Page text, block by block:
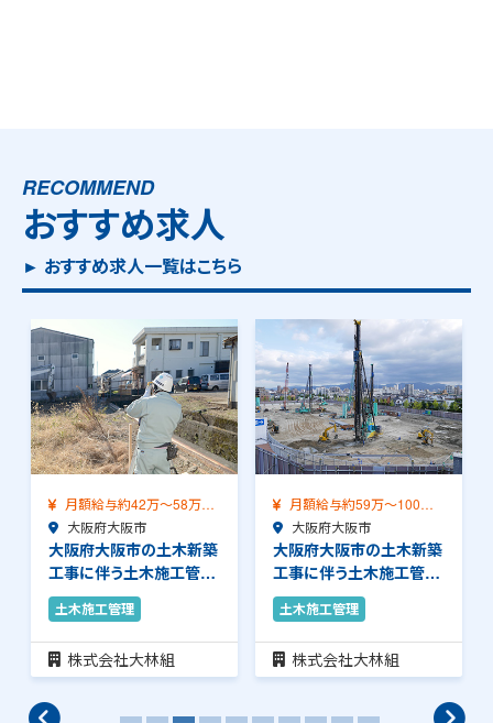
RECOMMEND
おすすめ求人
► おすすめ求人一覧はこちら
給与約42万～58万
与保証）…
府大阪市
大阪市の土木新築
伴う土木施工管理
事です。品…
会社大林組
月額給与約59万～100万
（前職給与保証…
大阪府大阪市
大阪府大阪市の土木新築
工事に伴う土木施工管理
のお仕事です。安…
株式会社大林組
月額給与
大阪府大
工事に伴